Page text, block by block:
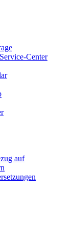
Center
auf